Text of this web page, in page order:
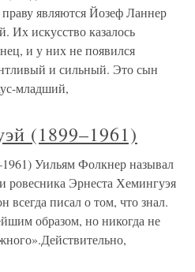
являются Йозеф Ланнер
Их искусство казалось
и у них не появился
и сильный. Это сын
младший,
(1899–1961)
Уильям Фолкнер называл
ровесника Эрнеста Хемингуэя
писал о том, что знал.
образом, но никогда не